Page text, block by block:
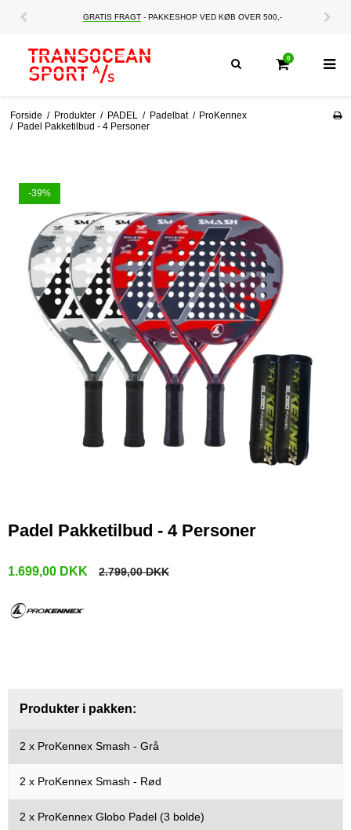
GRATIS FRAGT - PAKKESHOP VED KØB OVER 500,-
0
Forside / Produkter / PADEL / Padelbat / ProKennex
/ Padel Pakketilbud - 4 Personer
-39%
Padel Pakketilbud - 4 Personer
1.699,00 DKK 2.799,00 DKK
Produkter i pakken:
2 x ProKennex Smash - Grå
2 x ProKennex Smash - Rød
2 x ProKennex Globo Padel (3 bolde)